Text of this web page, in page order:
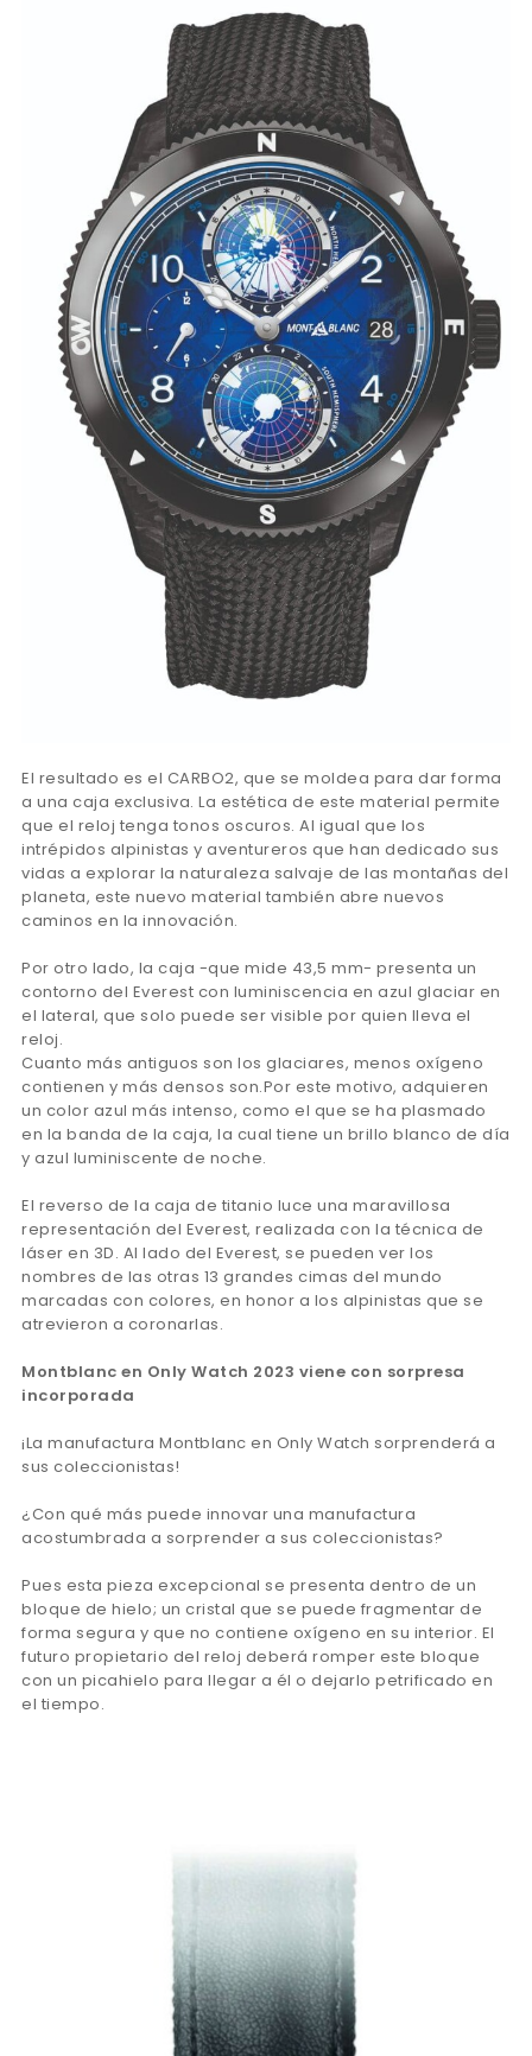
El resultado es el CARBO2, que se moldea para dar forma
a una caja exclusiva. La estética de este material permite
que el reloj tenga tonos oscuros. Al igual que los
intrépidos alpinistas y aventureros que han dedicado sus
vidas a explorar la naturaleza salvaje de las montañas del
planeta, este nuevo material también abre nuevos
caminos en la innovación.
Por otro lado, la caja -que mide 43,5 mm- presenta un
contorno del Everest con luminiscencia en azul glaciar en
el lateral, que solo puede ser visible por quien lleva el
reloj.
Cuanto más antiguos son los glaciares, menos oxígeno
contienen y más densos son.Por este motivo, adquieren
un color azul más intenso, como el que se ha plasmado
en la banda de la caja, la cual tiene un brillo blanco de día
y azul luminiscente de noche.
El reverso de la caja de titanio luce una maravillosa
representación del Everest, realizada con la técnica de
láser en 3D. Al lado del Everest, se pueden ver los
nombres de las otras 13 grandes cimas del mundo
marcadas con colores, en honor a los alpinistas que se
atrevieron a coronarlas.
Montblanc en Only Watch 2023 viene con sorpresa
incorporada
¡La manufactura Montblanc en Only Watch sorprenderá a
sus coleccionistas!
¿Con qué más puede innovar una manufactura
acostumbrada a sorprender a sus coleccionistas?
Pues esta pieza excepcional se presenta dentro de un
bloque de hielo; un cristal que se puede fragmentar de
forma segura y que no contiene oxígeno en su interior. El
futuro propietario del reloj deberá romper este bloque
con un picahielo para llegar a él o dejarlo petrificado en
el tiempo.